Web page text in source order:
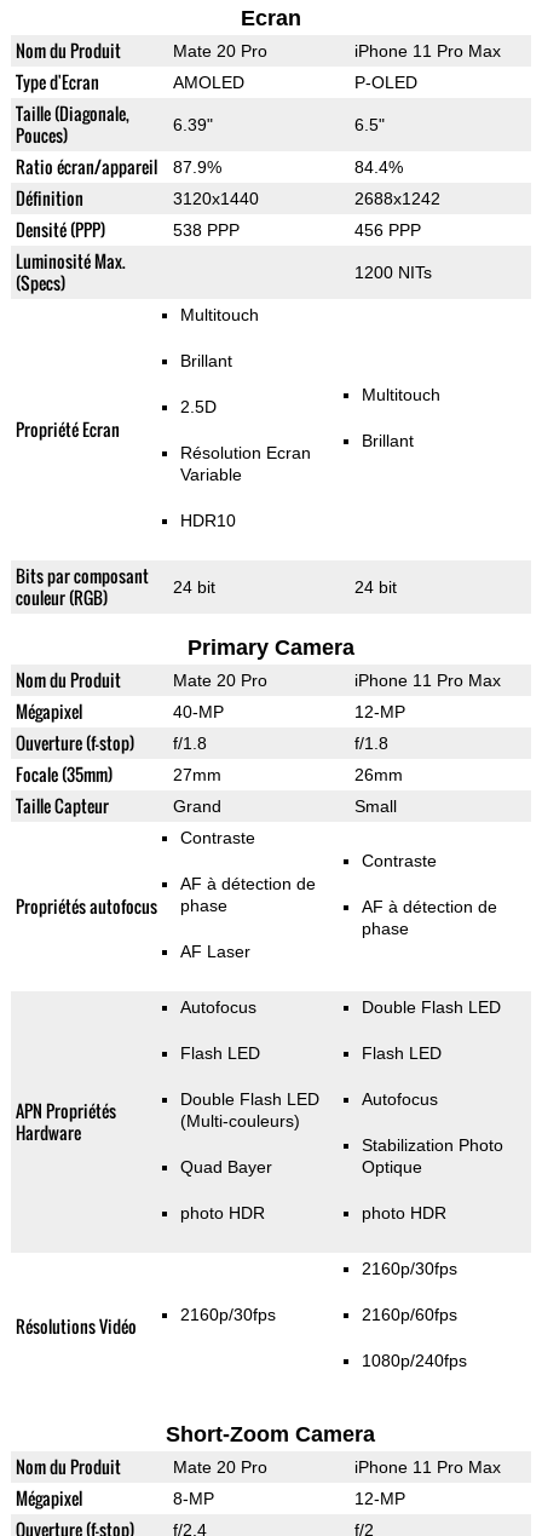
Ecran
Nom du Produit Mate 20 Pro iPhone 11 Pro Max
Type d'Ecran AMOLED P-OLED
Taille (Diagonale,
Pouces)
6.39" 6.5"
Ratio écran/appareil 87.9% 84.4%
Définition 3120x1440 2688x1242
Densité (PPP) 538 PPP 456 PPP
Luminosité Max.
(Specs)
1200 NITs
Propriété Ecran
Multitouch
Brillant
2.5D
Résolution Ecran
Variable
HDR10
Multitouch
Brillant
Bits par composant
couleur (RGB)
24 bit 24 bit
Primary Camera
Nom du Produit Mate 20 Pro iPhone 11 Pro Max
Mégapixel 40-MP 12-MP
Ouverture (f-stop) f/1.8 f/1.8
Focale (35mm) 27mm 26mm
Taille Capteur Grand Small
Propriétés autofocus
Contraste
AF à détection de
phase
AF Laser
Contraste
AF à détection de
phase
APN Propriétés
Hardware
Autofocus
Flash LED
Double Flash LED
(Multi-couleurs)
Quad Bayer
photo HDR
Double Flash LED
Flash LED
Autofocus
Stabilization Photo
Optique
photo HDR
Résolutions Vidéo 2160p/30fps
2160p/30fps
2160p/60fps
1080p/240fps
Short-Zoom Camera
Nom du Produit Mate 20 Pro iPhone 11 Pro Max
Mégapixel 8-MP 12-MP
Ouverture (f-stop) f/2.4 f/2